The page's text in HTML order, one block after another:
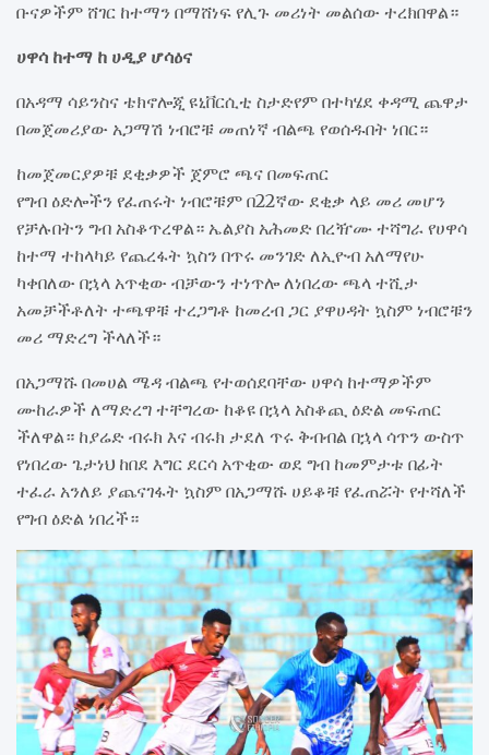
ቡናዎችም ሸገር ከተማን በማሸነፍ የሊጉ መሪነት መልሰው ተረክበዋል።
ሀዋሳ ከተማ ከ ሀዲያ ሆሳዕና
በአዳማ ሳይንስና ቴክኖሎጂ ዩኒቨርሲቲ ስታድየም በተካሄደ ቀዳሚ ጨዋታ
በመጀመሪያው አጋማሽ ነብሮቹ መጠነኛ ብልጫ የወሰዱበት ነበር።
ከመጀመርያዎቹ ደቂቃዎች ጀምሮ ጫና በመፍጠር
የግብ ዕድሎችን የፈጠሩት ነብሮቹም በ22ኛው ደቂቃ ላይ መሪ መሆን
የቻሉበትን ግብ አስቆጥረዋል። ኤልያስ አሕመድ በረዥሙ ተሻግራ የሀዋሳ
ከተማ ተከላካይ የጨረፋት ኳስን በጥሩ መንገድ ለኢዮብ አለማየሁ
ካቀበለው በኋላ አጥቂው ብቻውን ተነጥሎ ለነበረው ጫላ ተሺታ
አመቻችቶለት ተጫዋቹ ተረጋግቶ ከመረብ ጋር ያዋሀዳት ኳስም ነብሮቹን
መሪ ማድረግ ችላለች።
በአጋማሹ በመሀል ሜዳ ብልጫ የተወሰደባቸው ሀዋሳ ከተማዎችም
ሙከራዎች ለማድረግ ተቸግረው ከቆዩ በኋላ አስቆጪ ዕድል መፍጠር
ችለዋል። ከያሬድ ብሩክ እና ብሩክ ታደለ ጥሩ ቅብብል በኋላ ሳጥን ውስጥ
የነበረው ጌታነህ ከበደ እግር ደርሳ አጥቂው ወደ ግብ ከመምታቱ በፊት
ተፈራ አንለይ ያጨናገፋት ኳስም በአጋማሹ ሀይቆቹ የፈጠሯት የተሻለች
የግብ ዕድል ነበረች።